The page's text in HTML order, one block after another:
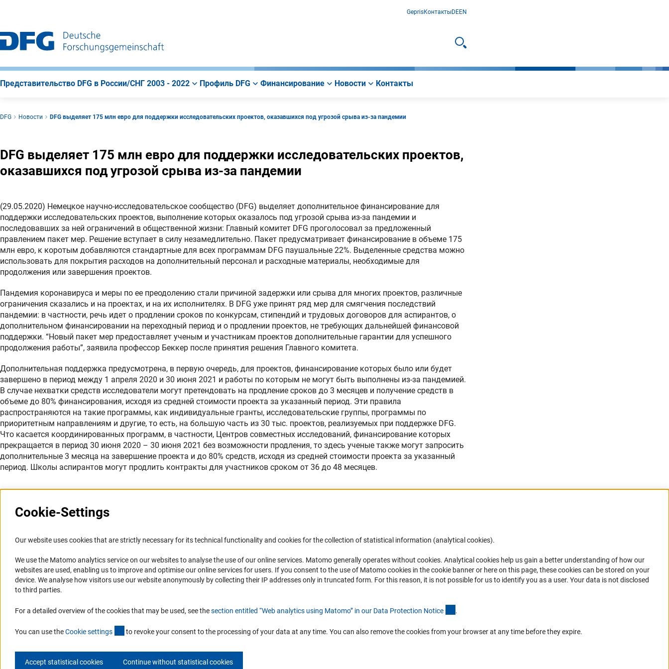
навигации
страницы
GeprisКонтактыDEEN
Искать
Представительство DFG в России/СНГ 2003 - 2022 Профиль DFG Финансирование Новости Контакты
DFG Новости DFG выделяет 175 млн евро для поддержки исследовательских проектов, оказавшихся под угрозой срыва из-за пандемии
DFG выделяет 175 млн евро для поддержки исследовательских проектов,
оказавшихся под угрозой срыва из-за пандемии
(29.05.2020) Немецкое научно-исследовательское сообщество (DFG) выделяет дополнительное финансирование для
поддержки исследовательских проектов, выполнение которых оказалось под угрозой срыва из-за пандемии и
последовавших за ней ограничений в общественной жизни: Главный комитет DFG проголосовал за предложенный
правлением пакет мер. Решение вступает в силу незамедлительно. Пакет предусматривает финансирование в объеме 175
млн евро, к коротым добавляются стандартные для всех программам DFG паушальные 22%. Выделенные средства можно
использовать для покрытия расходов на дополнительный персонал и расходные материалы, необходимые для
продолжения или завершения проектов.
Пандемия коронавируса и меры по ее преодолению стали причиной задержки или срыва для многих проектов, различные
ограничения сказались и на проектах, и на их исполнителях. В DFG уже принят ряд мер для смягчения последствий
пандемии: в частности, речь идет о продлении сроков по конкурсам, стипендий и трудовых договоров для аспирантов, о
дополнительном финансировании на переходный период и о продлении проектов, не требующих дальнейшей финансовой
поддержки. “Новый пакет мер предоставляет ученым и участникам проектов дополнительные гарантии для успешного
продолжения работы”, заявила профессор Беккер после принятия решения Главного комитета.
Дополнительная поддержка предусмотрена, в первую очередь, для проектов, финансирование которых было или будет
завершено в период между 1 апреля 2020 и 30 июня 2021 и работы по которым не могут быть выполнены из-за пандемией.
В случае нехватки средств исследователи могут претендовать на продление сроков до 3 месяцев и получение средств в
объеме до 80% финансирования, исходя из средней стоимости проекта за указанный период. Эти правила
распространяются на такие программы, как индивидуальные гранты, исследовательские группы, программы по
приоритетным направлениям и другие, то есть, на большую часть из 30 тыс. проектов, реализуемых при поддержке DFG.
Что касается координированных программ, в частности, Центров совместных исследований, финансирование которых
прекращается в период 30 июня 2020 – 30 июня 2021 без возможности продления, то здесь ученые также могут запросить
дополнительные 3 месяца на завершение проекта и до 80% средств, исходя из средней стоимости проекта за указанный
период. Школы аспирантов могут продлить контракты для участников сроком от 36 до 48 месяцев.
Представительство
Представительство DFG в России/СНГ
История Представительства 2003 - 2022
Профиль DFG Финансирование
Партнёры DFG в России
DFG Newsletter
Subscribe
Cookie-Settings
Our website uses cookies that are strictly necessary for its technical functionality and cookies for the collection of statistical information (analytical cookies).
We use the Matomo analytics service on our websites to analyse the use of our online services. Matomo generally operates without cookies(Anc
. Analytical cookies help us gain a better understanding of how our
websites are used, enabling us to improve and optimise our online services for users. If you consent to the use of Matomo cookies in the cookie banner or here on this page, these cookies can be stored on your
device. We analyse how visitors use our website anonymously by collecting their IP addresses only in truncated form. For this reason, it is not possible for us to identify you as a user. Your data is not disclosed
to third parties.
For a detailed overview of the cookies that may be used, see thesection entitled “Web analytics using Matomo” in our Data Protection Notice .
You can use theCookie settings (externer Link)
to revoke your consent to the processing of your data at any time. You can also remove the cookies from your browser at any time before they expire.
Accept statistical cookies Continue without statistical cookies